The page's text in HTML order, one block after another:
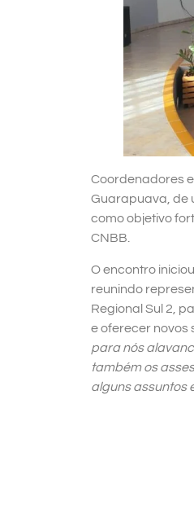
Coordenadores
Guarapuava, de
como objetivo
CNBB.
O encontro
reunindo
Regional Sul 2,
e oferecer novos
para nós
também os
alguns assuntos